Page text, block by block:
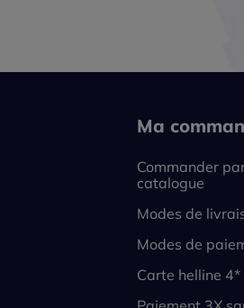
Ma
Commander
catalogue
Modes de
Modes de
Carte helline 4*